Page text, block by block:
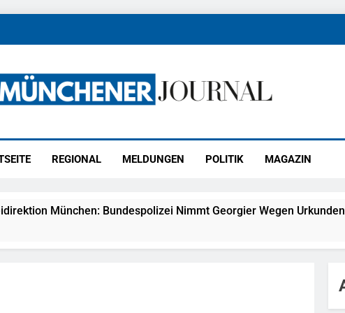
REGIONAL MELDUNGEN POLITIK MAGAZIN
München: Bundespolizei Nimmt Georgier Wegen
München: Notruf Per Knopfdruck / Schnelle Festnahme